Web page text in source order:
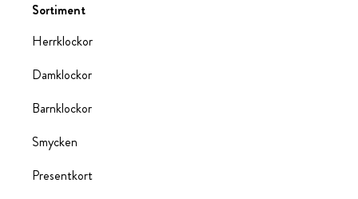
Sortiment
Herrklockor
Damklockor
Barnklockor
Smycken
Presentkort